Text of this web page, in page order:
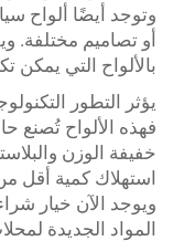
وتوجد أيضًا ألواح
أو تصاميم مختلفة.
بالألواح التي يمكن
يؤثر التطور
فهذه الألواح تُصنع
خفيفة الوزن
استهلاك كمية أقل
ويوجد الآن خيار
المواد الجديدة